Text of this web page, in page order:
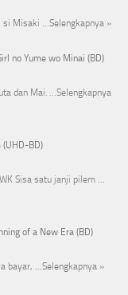
si Misaki …Selengkapnya »
no Yume wo Minai (BD)
dan Mai. …Selengkapnya
(UHD-BD)
Sisa satu janji pilem …
of a New Era (BD)
bayar, …Selengkapnya »